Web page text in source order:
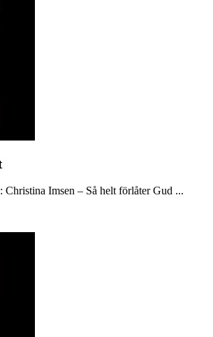
Imsen – Så helt förlåter Gud ...